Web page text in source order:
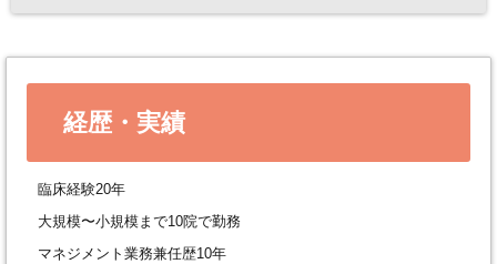
経歴・実績
臨床経験20年
大規模〜小規模まで10院で勤務
マネジメント業務兼任歴10年